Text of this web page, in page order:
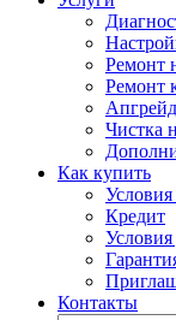
Ремонт
Ремонт
Чистка
Как купить
Кредит
Условия
Контакты